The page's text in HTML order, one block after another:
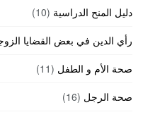
دليل المنح الدراسية (10)
رأي الدين في بعض القضايا
صحة الأم و الطفل (11)
صحة الرجل (16)